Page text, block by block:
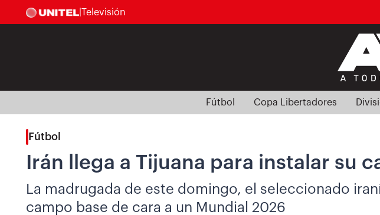
Televisión
Fútbol Copa Libertadores
Fútbol
Irán llega a Tijuana para instalar su
La madrugada de este domingo, el seleccionado
campo base de cara a un Mundial 2026